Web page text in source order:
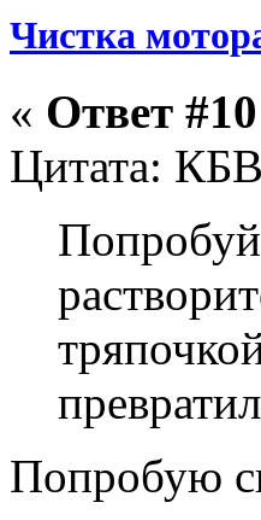
Чистка
« Ответ
Цитата: КБВ
Попробую